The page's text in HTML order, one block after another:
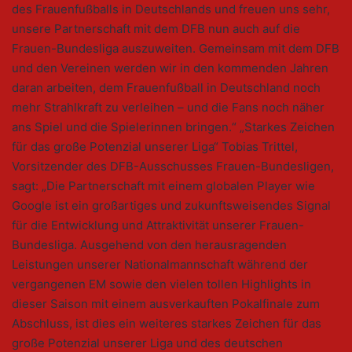
des Frauenfußballs in Deutschlands und freuen uns sehr,
unsere Partnerschaft mit dem DFB nun auch auf die
Frauen-Bundesliga auszuweiten. Gemeinsam mit dem DFB
und den Vereinen werden wir in den kommenden Jahren
daran arbeiten, dem Frauenfußball in Deutschland noch
mehr Strahlkraft zu verleihen – und die Fans noch näher
ans Spiel und die Spielerinnen bringen.“ „Starkes Zeichen
für das große Potenzial unserer Liga“ Tobias Trittel,
Vorsitzender des DFB-Ausschusses Frauen-Bundesligen,
sagt: „Die Partnerschaft mit einem globalen Player wie
Google ist ein großartiges und zukunftsweisendes Signal
für die Entwicklung und Attraktivität unserer Frauen-
Bundesliga. Ausgehend von den herausragenden
Leistungen unserer Nationalmannschaft während der
vergangenen EM sowie den vielen tollen Highlights in
dieser Saison mit einem ausverkauften Pokalfinale zum
Abschluss, ist dies ein weiteres starkes Zeichen für das
große Potenzial unserer Liga und des deutschen